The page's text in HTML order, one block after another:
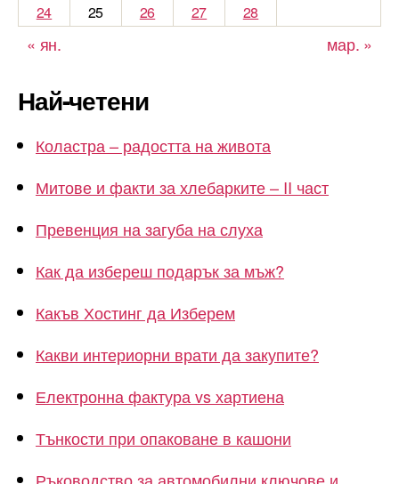
24
25 26 27 28
« ян. мар. »
Най-четени
Коластра – радостта на живота
Митове и факти за хлебарките – II част
Превенция на загуба на слуха
Как да избереш подарък за мъж?
Какъв Хостинг да Изберем
Какви интериорни врати да закупите?
Електронна фактура vs хартиена
Тънкости при опаковане в кашони
Ръководство за автомобилни ключове и